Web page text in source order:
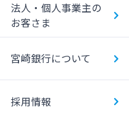
シリーズ
ン
法人・個人事業主の
お客さま
宮崎銀行について
採用情報